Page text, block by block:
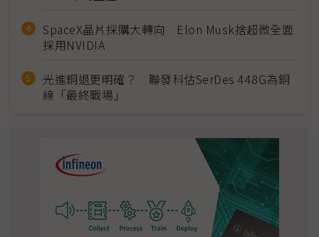
SpaceX晶片採購大轉向 Elon Musk捨超微全面
採用NVIDIA
光進銅退更明確？ 聯發科估SerDes 448G為銅
線「最終戰場」